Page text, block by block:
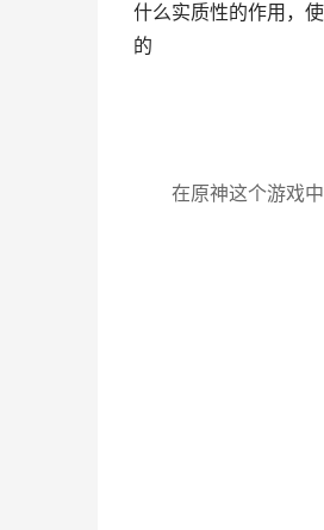
什么实质性的作用，
的
在原神这个游戏